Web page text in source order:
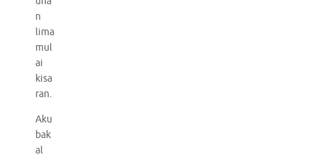
n
lima
mul
ai
kisa
ran.
Aku
bak
al